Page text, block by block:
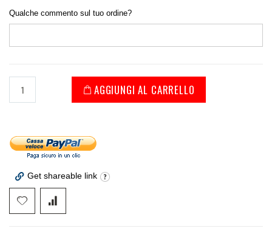
Qualche commento sul tuo ordine?
AGGIUNGI AL CARRELLO
Get shareable link